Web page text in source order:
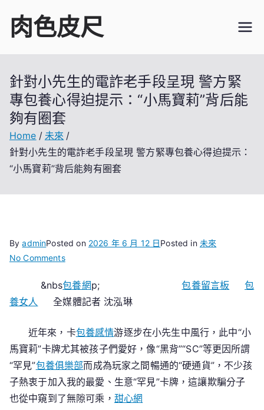
content
肉色皮尺
針對小先生的電詐老手段呈現 警方緊
專包養心得迫提示：“小馬寶莉”背后能
夠有圈套
Home
未來
針對小先生的電詐老手段呈現 警方緊專包養心得迫提示：
“小馬寶莉”背后能夠有圈套
ByadminPosted on 2026 年 6 月 12 日Posted in 未來
No Commentson
對
小
生
的
電
詐
老
手
&nbs包養網p;包養留言板
包
養女人 全媒體記者 沈泓琳
近年來，卡包養感情游逐步在小先生中風行，此中“小
馬寶莉”卡牌尤其被孩子們愛好，像“黑背”“SC”等更因所謂
“罕見”包養俱樂部而成為玩家之間暢通的“硬通貨”，不少孩
子熱衷于加入我的最愛、生意“罕見”卡牌，這讓欺騙分子
也從中窺到了無隙可乘， 甜心網